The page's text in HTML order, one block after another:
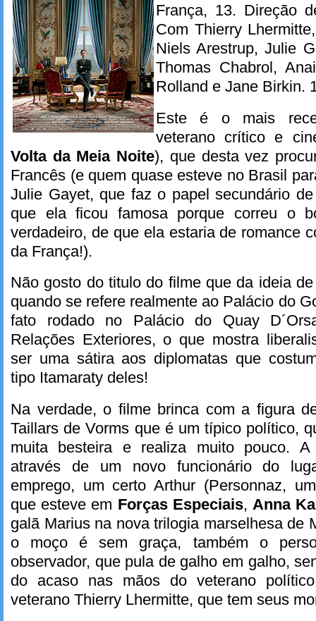
França, 13. Direção
Com Thierry
Niels Arestrup, Julie
Thomas Chabrol,
Rolland e Jane Birkin.
Este é o mais
veterano crítico e
Volta da Meia Noite), que desta vez
Francês (e quem quase esteve no Brasil
Julie Gayet, que faz o papel secundário
que ela ficou famosa porque correu o
verdadeiro, de que ela estaria de romance
da França!).
Não gosto do titulo do filme que da ideia
quando se refere realmente ao Palácio do
fato rodado no Palácio do Quay
Relações Exteriores, o que mostra
ser uma sátira aos diplomatas que
tipo Itamaraty deles!
Na verdade, o filme brinca com a figura
Taillars de Vorms que é um típico político,
muita besteira e realiza muito pouco.
através de um novo funcionário do
emprego, um certo Arthur (Personnaz,
que esteve em Forças Especiais, Anna
galã Marius na nova trilogia marselhesa de
o moço é sem graça, também o
observador, que pula de galho em galho,
do acaso nas mãos do veterano
veterano Thierry Lhermitte, que tem seus